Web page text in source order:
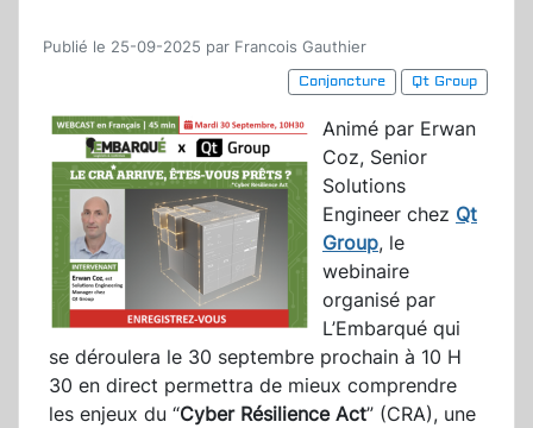
Publié le 25-09-2025 par Francois Gauthier
Conjoncture
Qt Group
Animé par Erwan
Coz, Senior
Solutions
Engineer chez Qt
Group, le
webinaire
organisé par
L’Embarqué qui
se déroulera le 30 septembre prochain à 10 H
30 en direct permettra de mieux comprendre
les enjeux du “Cyber Résilience Act” (CRA), une